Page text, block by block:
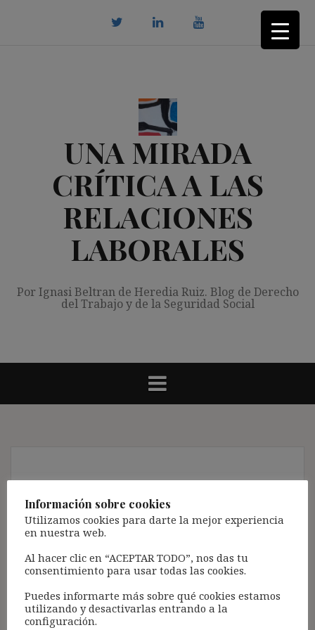
UNA MIRADA
CRÍTICA A LAS
RELACIONES
LABORALES
Por Ignasi Beltran de Heredia Ruiz. Blog de Derecho
del Trabajo y de la Seguridad Social
Despido y acción
judicial
El propósito de este blog es compartir
La proliferación de empresas que utilizan la
Inteligencia Artificial Generativa (IAG) con
Información sobre cookies
Utilizamos cookies para darte la mejor experiencia
en nuestra web.
Al hacer clic en “ACEPTAR TODO”, nos das tu
consentimiento para usar todas las cookies.
Puedes informarte más sobre qué cookies estamos
utilizando y desactivarlas entrando a la
configuración.